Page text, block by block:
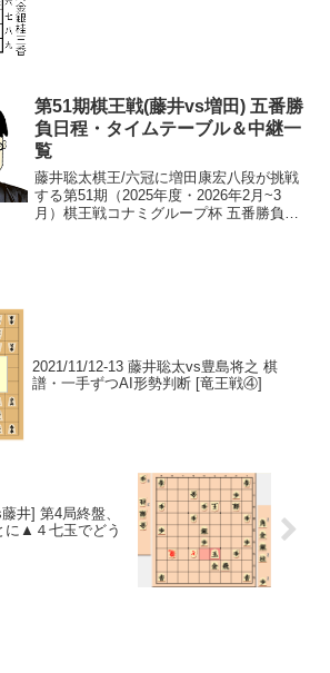
第51期棋王戦(藤井vs増田) 五番勝
負日程・タイムテーブル＆中継一
覧
藤井聡太棋王/六冠に増田康宏八段が挑戦
する第51期（2025年度・2026年2月~3
月）棋王戦コナミグループ杯 五番勝負の
2021/11/12-13 藤井聡太vs豊島将之 棋
譜・一手ずつAI形勢判断 [竜王戦④]
井] 第4局終盤、
▲４七玉でどう